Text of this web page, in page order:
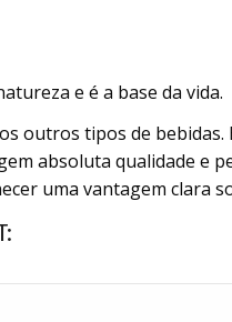
e é a base da vida.
outros tipos de bebidas.
absoluta qualidade e
uma vantagem clara